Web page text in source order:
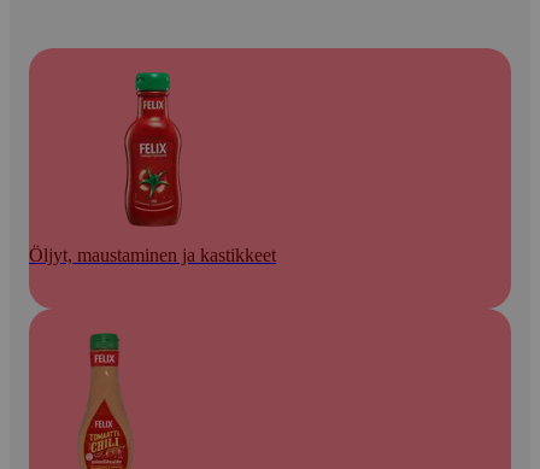
Öljyt, maustaminen ja kastikkeet